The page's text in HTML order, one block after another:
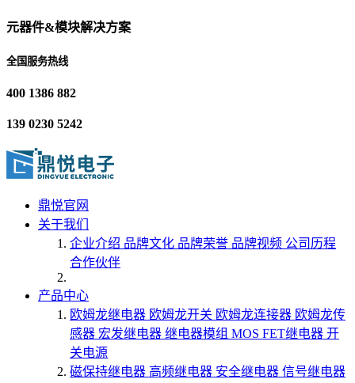
元器件&模块解决方案
全国服务热线
400 1386 882
139 0230 5242
鼎悦官网
关于我们
企业介绍 品牌文化 品牌荣誉 品牌视频 公司历程
合作伙伴
产品中心
欧姆龙继电器 欧姆龙开关 欧姆龙连接器 欧姆龙传
感器 宏发继电器 继电器模组 MOS FET继电器 开
关电源
磁保持继电器 高频继电器 安全继电器 信号继电器